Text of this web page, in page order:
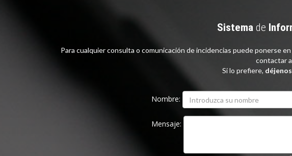
Sistema de
Para cualquier consulta o comunicación de incidencias puede ponerse
contactar
Si lo prefiere,
Nombre:
Mensaje: